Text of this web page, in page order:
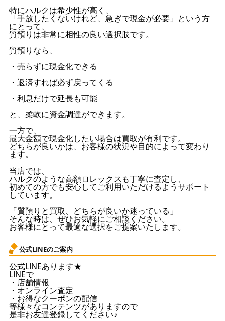
特にハルクは希少性が高く、
「手放したくないけれど、急ぎで現金が必要」という方
にとって、
質預りは非常に相性の良い選択肢です。
質預りなら、
・売らずに現金化できる
・返済すれば必ず戻ってくる
・利息だけで延長も可能
と、柔軟に資金調達ができます。
一方で、
最大金額で現金化したい場合は買取が有利です。
どちらが良いかは、お客様の状況や目的によって変わり
ます。
当店では、
ハルクのような高額ロレックスも丁寧に査定し、
初めての方でも安心してご利用いただけるようサポート
しています。
「質預りと買取、どちらが良いか迷っている」
そんな時は、ぜひお気軽にご相談ください。
お客様にとって最適な選択をご提案いたします。
公式LINEのご案内
公式LINEあります★
LINEで
・店舗情報
・オンライン査定
・お得なクーポンの配信
等様々なコンテンツがありますので
是非お友達登録してください♪